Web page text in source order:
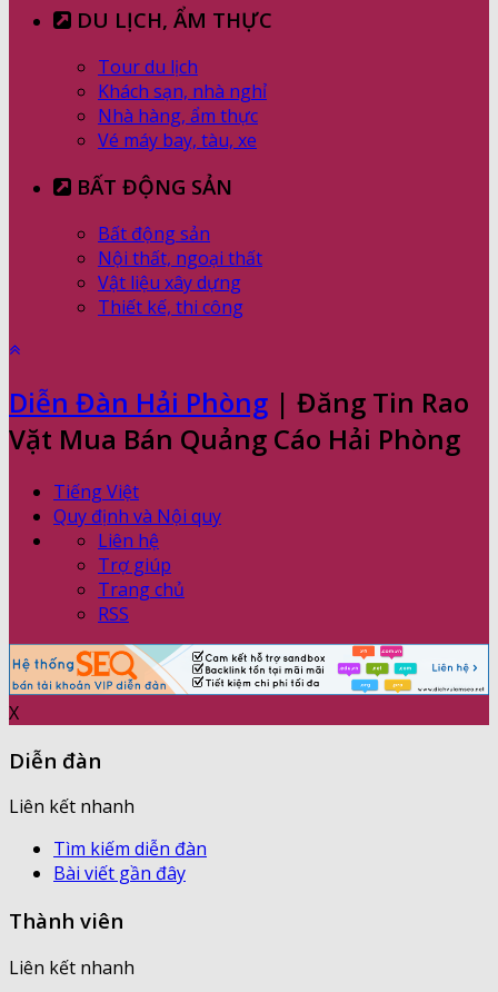
DU LỊCH, ẨM THỰC
Tour du lịch
Khách sạn, nhà nghỉ
Nhà hàng, ẩm thực
Vé máy bay, tàu, xe
BẤT ĐỘNG SẢN
Bất động sản
Nội thất, ngoại thất
Vật liệu xây dựng
Thiết kế, thi công
Diễn Đàn Hải Phòng | Đăng Tin Rao
Vặt Mua Bán Quảng Cáo Hải Phòng
Tiếng Việt
Quy định và Nội quy
Liên hệ
Trợ giúp
Trang chủ
RSS
X
Diễn đàn
Liên kết nhanh
Tìm kiếm diễn đàn
Bài viết gần đây
Thành viên
Liên kết nhanh